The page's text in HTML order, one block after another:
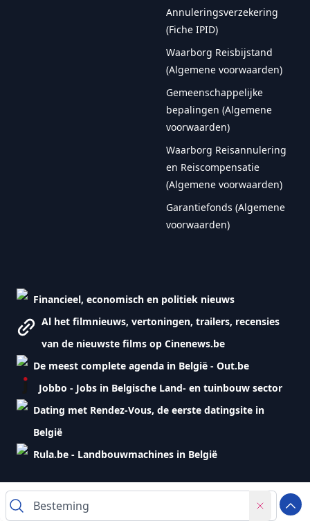
Annuleringsverzekering
(Fiche IPID)
Waarborg Reisbijstand
(Algemene voorwaarden)
Gemeenschappelijke
bepalingen (Algemene
voorwaarden)
Waarborg Reisannulering
en Reiscompensatie
(Algemene voorwaarden)
Garantiefonds (Algemene
voorwaarden)
Financieel, economisch en politiek nieuws
Al het filmnieuws, vertoningen, trailers, recensies
van de nieuwste films op Cinenews.be
De meest complete agenda in België - Out.be
Jobbo - Jobs in Belgische Land- en tuinbouw sector
Dating met Rendez-Vous, de eerste datingsite in
België
Rula.be - Landbouwmachines in België